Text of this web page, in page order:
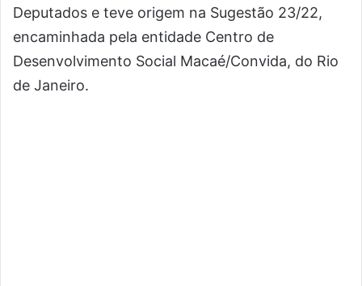
Deputados e teve origem na Sugestão 23/22,
encaminhada pela entidade Centro de
Desenvolvimento Social Macaé/Convida, do Rio
de Janeiro.